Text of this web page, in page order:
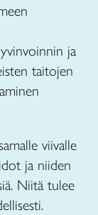
ja
taitojen
viivalle
ja niiden
Niitä tulee